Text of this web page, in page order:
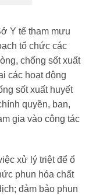
Y tế tham mưu
tổ chức các
chống sốt xuất
các hoạt động
sốt xuất huyết
quyền, ban,
gia vào công tác
xử lý triệt để ổ
phun hóa chất
đảm bảo phun